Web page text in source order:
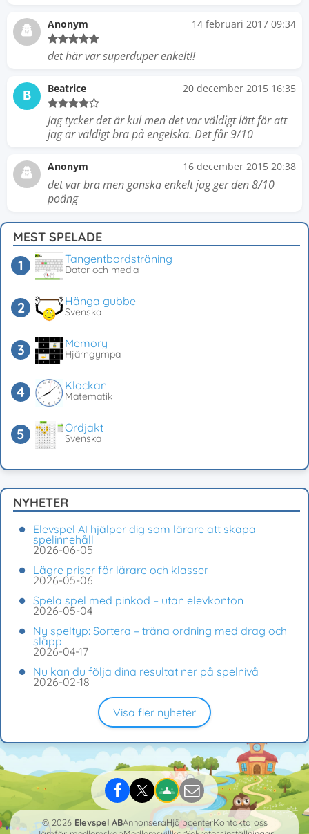
Anonym 14 februari 2017 09:34
det här var superduper enkelt!!
B Beatrice 20 december 2015 16:35
Jag tycker det är kul men det var väldigt lätt för att
jag är väldigt bra på engelska. Det får 9/10
Anonym 16 december 2015 20:38
det var bra men ganska enkelt jag ger den 8/10
poäng
MEST SPELADE
Tangentbordsträning
Dator och media
Hänga gubbe
Svenska
Memory
Hjärngympa
Klockan
Matematik
Ordjakt
Svenska
NYHETER
Elevspel AI hjälper dig som lärare att skapa
spelinnehåll
2026-06-05
Lägre priser för lärare och klasser
2026-05-06
Spela spel med pinkod – utan elevkonton
2026-05-04
Ny speltyp: Sortera – träna ordning med drag och
släpp
2026-04-17
Nu kan du följa dina resultat ner på spelnivå
2026-02-18
Visa fler nyheter
© 2026 Elevspel ABAnnonseraHjälpcenterKontakta oss